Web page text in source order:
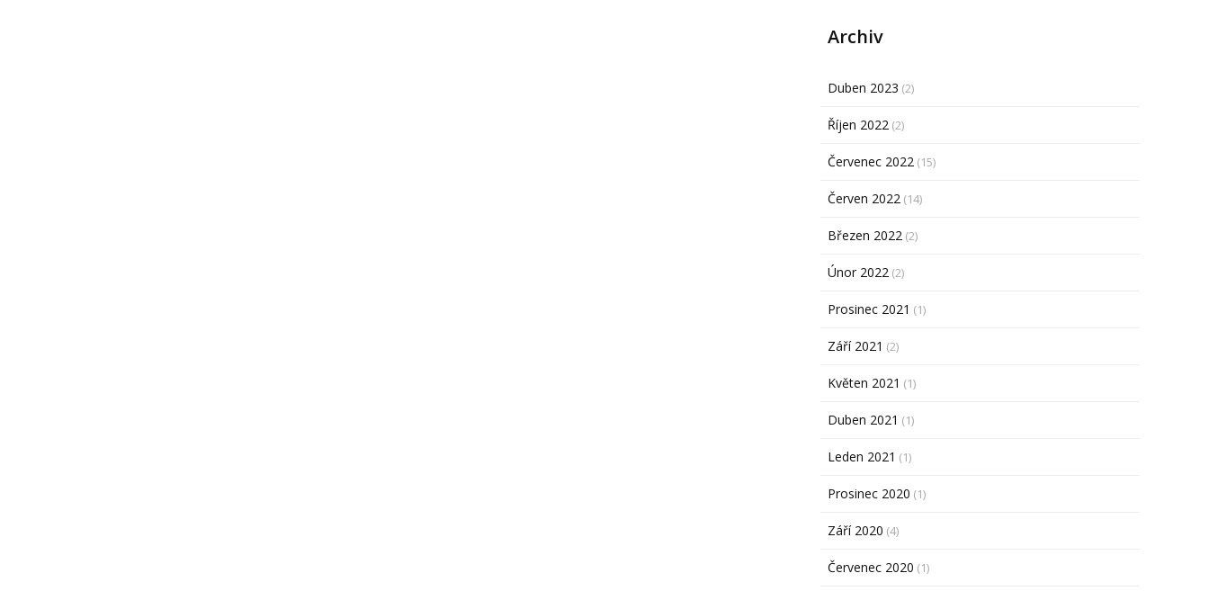
Archiv
Duben 2023 (2)
Říjen 2022(2)
Červenec 2022(15)
Červen 2022(14)
Březen 2022(2)
Únor 2022(2)
Prosinec 2021 (1)
Září 2021 (2)
Květen 2021 (1)
Duben 2021 (1)
Leden 2021 (1)
Prosinec 2020 (1)
Září 2020 (4)
Červenec 2020 (1)